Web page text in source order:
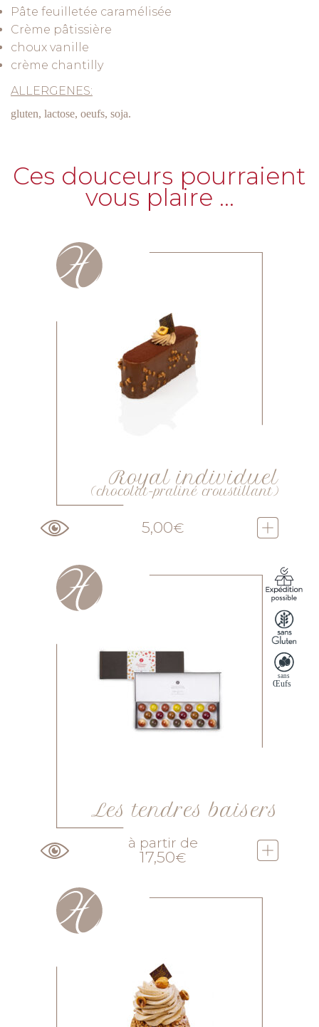
Pâte feuilletée caramélisée
Crème pâtissière
choux vanille
crème chantilly
ALLERGENES:
gluten, lactose, oeufs, soja.
Ces douceurs pourraient
vous plaire …
Royal individuel
(chocolat-praliné croustillant)
5,00€
Les tendres baisers
à partir de
17,50€